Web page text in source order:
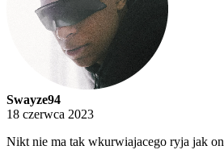
Swayze94
18 czerwca 2023
Nikt nie ma tak wkurwiajacego ryja jak on